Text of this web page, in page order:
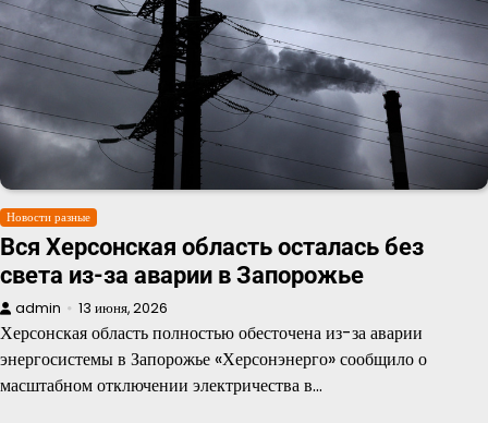
Новости разные
Вся Херсонская область осталась без
света из-за аварии в Запорожье
admin 13 июня, 2026
Херсонская область полностью обесточена из-за аварии
энергосистемы в Запорожье «Херсонэнерго» сообщило о
масштабном отключении электричества в…